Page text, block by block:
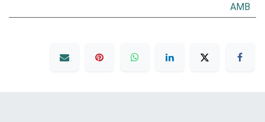
AMB